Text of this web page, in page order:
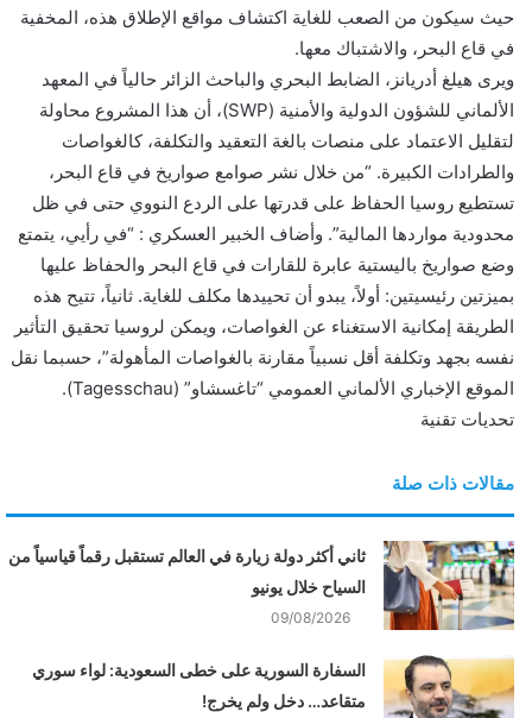
حيث سيكون من الصعب للغاية اكتشاف مواقع الإطلاق هذه، المخفية
في قاع البحر، والاشتباك معها.
ويرى هيلغ أدريانز، الضابط البحري والباحث الزائر حالياً في المعهد
الألماني للشؤون الدولية والأمنية (SWP)، أن هذا المشروع محاولة
لتقليل الاعتماد على منصات بالغة التعقيد والتكلفة، كالغواصات
والطرادات الكبيرة. “من خلال نشر صوامع صواريخ في قاع البحر،
تستطيع روسيا الحفاظ على قدرتها على الردع النووي حتى في ظل
محدودية مواردها المالية”. وأضاف الخبير العسكري : “في رأيي، يتمتع
وضع صواريخ باليستية عابرة للقارات في قاع البحر والحفاظ عليها
بميزتين رئيسيتين: أولاً، يبدو أن تحييدها مكلف للغاية. ثانياً، تتيح هذه
الطريقة إمكانية الاستغناء عن الغواصات، ويمكن لروسيا تحقيق التأثير
نفسه بجهد وتكلفة أقل نسبياً مقارنة بالغواصات المأهولة”، حسبما نقل
الموقع الإخباري الألماني العمومي “تاغسشاو” (Tagesschau).
تحديات تقنية
مقالات ذات صلة
ثاني أكثر دولة زيارة في العالم تستقبل رقماً قياسياً من
السياح خلال يونيو
09/08/2026
السفارة السورية على خطى السعودية: لواء سوري
متقاعد… دخل ولم يخرج!